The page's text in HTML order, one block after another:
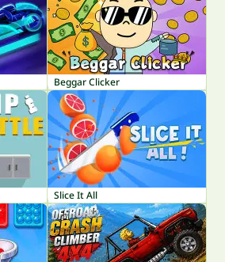
Beggar Clicker
Slice It All